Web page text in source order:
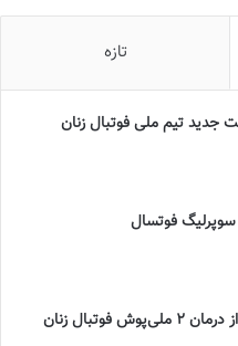
تازه
تيم ملى فوتبال زنان
فوتسال
فوتبال زنان